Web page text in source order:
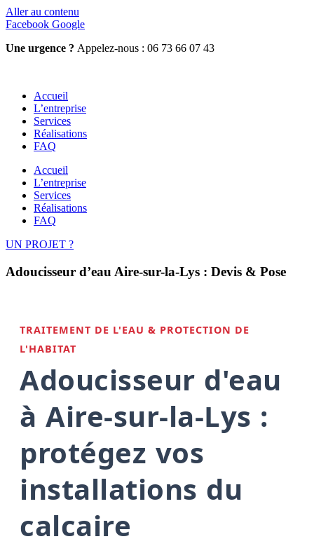
Aller au contenu
Facebook Google
Une urgence ? Appelez-nous : 06 73 66 07 43
Accueil
L’entreprise
Services
Réalisations
FAQ
Accueil
L’entreprise
Services
Réalisations
FAQ
UN PROJET ?
Adoucisseur d’eau Aire-sur-la-Lys : Devis & Pose
TRAITEMENT DE L'EAU & PROTECTION DE
L'HABITAT
Adoucisseur d'eau
à Aire-sur-la-Lys :
protégez vos
installations du
calcaire